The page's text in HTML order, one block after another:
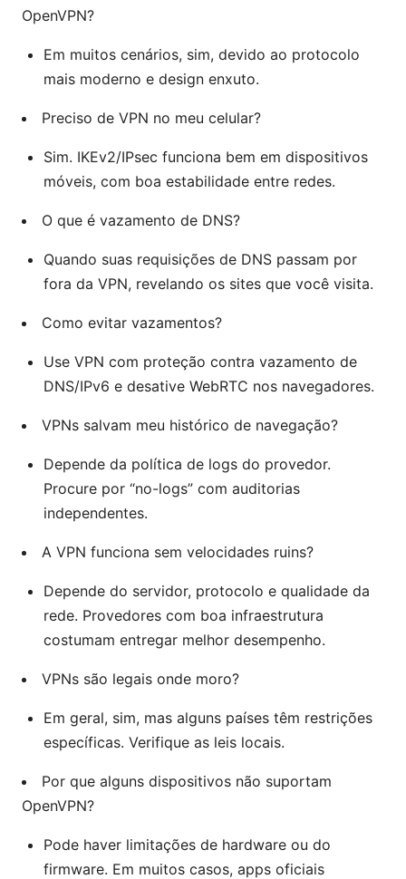
OpenVPN?
Em muitos cenários, sim, devido ao protocolo
mais moderno e design enxuto.
Preciso de VPN no meu celular?
Sim. IKEv2/IPsec funciona bem em dispositivos
móveis, com boa estabilidade entre redes.
O que é vazamento de DNS?
Quando suas requisições de DNS passam por
fora da VPN, revelando os sites que você visita.
Como evitar vazamentos?
Use VPN com proteção contra vazamento de
DNS/IPv6 e desative WebRTC nos navegadores.
VPNs salvam meu histórico de navegação?
Depende da política de logs do provedor.
Procure por “no-logs” com auditorias
independentes.
A VPN funciona sem velocidades ruins?
Depende do servidor, protocolo e qualidade da
rede. Provedores com boa infraestrutura
costumam entregar melhor desempenho.
VPNs são legais onde moro?
Em geral, sim, mas alguns países têm restrições
específicas. Verifique as leis locais.
Por que alguns dispositivos não suportam
OpenVPN?
Pode haver limitações de hardware ou do
firmware. Em muitos casos, apps oficiais